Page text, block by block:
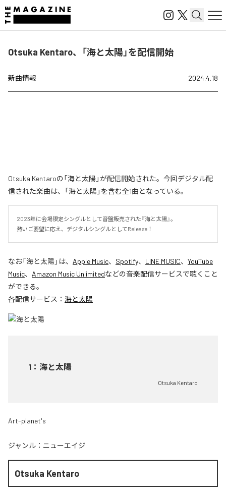
Otsuka Kentaro、「海と太陽」を配信開始
新曲情報 2024.4.18
Otsuka Kentaroの「海と太陽」が配信開始された。今回デジタル配
信された楽曲は、「海と太陽」を含む全1曲となっている。
2023年に会場限定シングルとして音盤販売された『海と太陽』。
熱いご要望に応え、デジタルシングルとしてRelease！
なお「海と太陽」は、 Apple Music、 Spotify、 LINE MUSIC、 YouTube
Music、 Amazon Music Unlimitedなどの音楽配信サービスで聴くこと
ができる。
各配信サービス： 海と太陽
1 ： 海と太陽
Otsuka Kentaro
Art-planet's
ジャンル： ニューエイジ
Otsuka Kentaro